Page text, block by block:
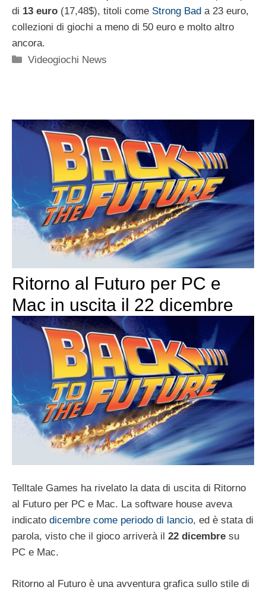
di 13 euro (17,48$), titoli come Strong Bad a 23 euro,
collezioni di giochi a meno di 50 euro e molto altro
ancora.
Categorie
Videogiochi News
Ritorno al Futuro per PC e
Mac in uscita il 22 dicembre
Telltale Games ha rivelato la data di uscita di Ritorno
al Futuro per PC e Mac. La software house aveva
indicato dicembre come periodo di lancio, ed è stata di
parola, visto che il gioco arriverà il 22 dicembre su
PC e Mac.
Ritorno al Futuro è una avventura grafica sullo stile di